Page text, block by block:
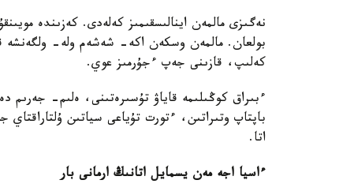
نەگىزى مالمەن اينالىسقىمىز كەلەدى. كەزىندە
بولعان. مالمەن وسكەن اكە- شەشەم ولە- ولگەنشە
كەلىپ، قازىنى جەپ ءجۇرمىز عوي.
ءبىراق كوڭىلىمە قاياۋ تۇسىرەتىنى، ەلىم- جەرىم
باپتاپ وتىراتىن، ءتورت تۇياعى سياتىن
اتا.
ءاسيا اجە مەن يسمايل اتانىڭ ارمانى بار